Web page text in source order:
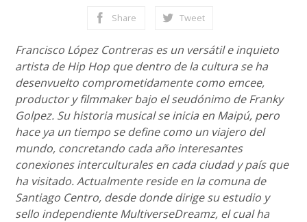
Share Tweet
Francisco López Contreras es un versátil e inquieto
artista de Hip Hop que dentro de la cultura se ha
desenvuelto comprometidamente como emcee,
productor y filmmaker bajo el seudónimo de Franky
Golpez. Su historia musical se inicia en Maipú, pero
hace ya un tiempo se define como un viajero del
mundo, concretando cada año interesantes
conexiones interculturales en cada ciudad y país que
ha visitado. Actualmente reside en la comuna de
Santiago Centro, desde donde dirige su estudio y
sello independiente MultiverseDreamz, el cual ha